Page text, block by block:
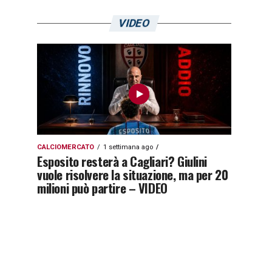
VIDEO
CALCIOMERCATO 1 settimana ago
Esposito resterà a Cagliari? Giulini
vuole risolvere la situazione, ma per 20
milioni può partire – VIDEO